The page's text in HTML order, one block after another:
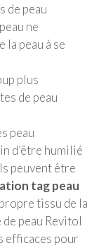
de peau
ne
la peau à se
plus
de peau
peau
d’être humilié
peuvent être
tag peau
tissu de la
peau Revitol
efficaces pour